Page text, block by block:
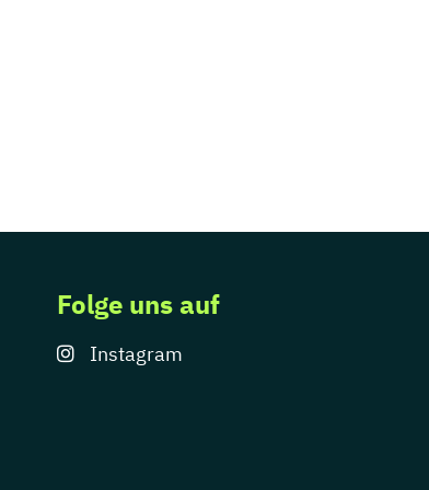
Folge uns auf
Instagram